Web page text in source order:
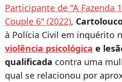
Participante de "A Fazenda
Couple 6" (2022),
à Polícia Civil em inquérito
violência psicológica e
qualificada contra uma
qual se relacionou por